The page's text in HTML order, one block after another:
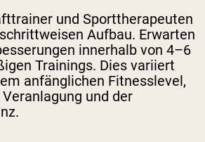
und Sporttherapeuten
Aufbau. Erwarten
innerhalb von 4–6
Trainings. Dies variiert
anfänglichen Fitnesslevel,
und der